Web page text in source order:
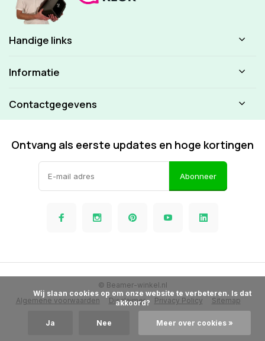
Handige links
Informatie
Contactgegevens
Ontvang als eerste updates en hoge kortingen
Abonneer
Algemene voorwaarden Disclaimer Privacy Policy Sitemap
© Beamer-winkel.nl
akkoord?
Ja Nee Meer over cookies »